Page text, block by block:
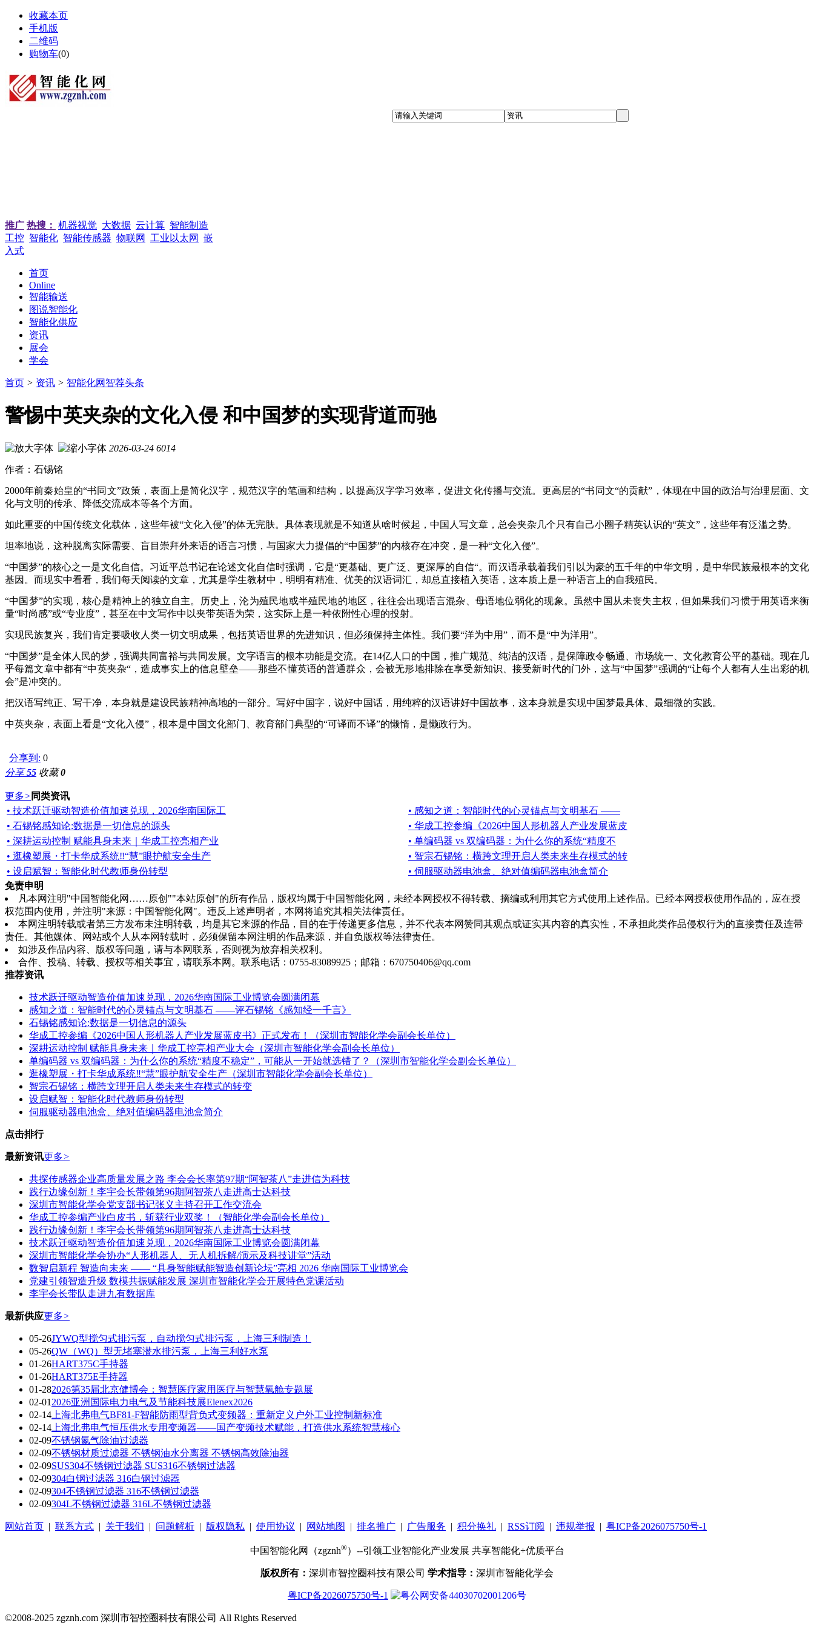
收藏本页
手机版
二维码
购物车(0)
推广 热搜： 机器视觉 大数据 云计算 智能制造
工控 智能化 智能传感器 物联网 工业以太网
嵌
入式
首页
Online
智能输送
图说智能化
智能化供应
资讯
展会
学会
首页 > 资讯 > 智能化网智荐头条
警惕中英夹杂的文化入侵 和中国梦的实现背道而驰
2026-03-24 6014
作者：石锡铭
2000年前秦始皇的“书同文”政策，表面上是简化汉字，规范汉字的笔画和结构，以提高汉字学习效率，促进文化传播与交流。更高层的“书同文“的贡献”，体现在中国的政治与治理层面、文
化与文明的传承、降低交流成本等各个方面。
如此重要的中国传统文化载体，这些年被“文化入侵”的体无完肤。具体表现就是不知道从啥时候起，中国人写文章，总会夹杂几个只有自己小圈子精英认识的“英文”，这些年有泛滥之势。
坦率地说，这种脱离实际需要、盲目崇拜外来语的语言习惯，与国家大力提倡的“中国梦”的内核存在冲突，是一种“文化入侵”。
“中国梦”的核心之一是文化自信。习近平总书记在论述文化自信时强调，它是“更基础、更广泛、更深厚的自信“。而汉语承载着我们引以为豪的五千年的中华文明，是中华民族最根本的文化
基因。而现实中看看，我们每天阅读的文章，尤其是学生教材中，明明有精准、优美的汉语词汇，却总直接植入英语，这本质上是一种语言上的自我殖民。
“中国梦”的实现，核心是精神上的独立自主。历史上，沦为殖民地或半殖民地的地区，往往会出现语言混杂、母语地位弱化的现象。虽然中国从未丧失主权，但如果我们习惯于用英语来衡
量“时尚感”或“专业度”，甚至在中文写作中以夹带英语为荣，这实际上是一种依附性心理的投射。
实现民族复兴，我们肯定要吸收人类一切文明成果，包括英语世界的先进知识，但必须保持主体性。我们要“洋为中用”，而不是“中为洋用”。
“中国梦”是全体人民的梦，强调共同富裕与共同发展。文字语言的根本功能是交流。在14亿人口的中国，推广规范、纯洁的汉语，是保障政令畅通、市场统一、文化教育公平的基础。现在几
乎每篇文章中都有“中英夹杂“，造成事实上的信息壁垒——那些不懂英语的普通群众，会被无形地排除在享受新知识、接受新时代的门外，这与“中国梦”强调的“让每个人都有人生出彩的机
会”是冲突的。
把汉语写纯正、写干净，本身就是建设民族精神高地的一部分。写好中国字，说好中国话，用纯粹的汉语讲好中国故事，这本身就是实现中国梦最具体、最细微的实践。
中英夹杂，表面上看是“文化入侵”，根本是中国文化部门、教育部门典型的“可译而不译”的懒惰，是懒政行为。
分享到: 0
分享55 收藏0
更多> 同类资讯
• 技术跃迁驱动智造价值加速兑现，2026华南国际工
• 感知之道：智能时代的心灵锚点与文明基石 ——
• 石锡铭感知论:数据是一切信息的源头
• 华成工控参编《2026中国人形机器人产业发展蓝皮
• 深耕运动控制 赋能具身未来｜华成工控亮相产业
• 单编码器 vs 双编码器：为什么你的系统“精度不
• 逛橡塑展・打卡华成系统‼“慧”眼护航安全生产
• 智宗石锡铭：横跨文理开启人类未来生存模式的转
• 设启赋智：智能化时代教师身份转型
• 伺服驱动器电池盒、绝对值编码器电池盒简介
免责申明
凡本网注明"中国智能化网……原创""本站原创"的所有作品，版权均属于中国智能化网，未经本网授权不得转载、摘编或利用其它方式使用上述作品。已经本网授权使用作品的，应在授
权范围内使用，并注明"来源：中国智能化网"。违反上述声明者，本网将追究其相关法律责任。
本网注明转载或者第三方发布未注明转载，均是其它来源的作品，目的在于传递更多信息，并不代表本网赞同其观点或证实其内容的真实性，不承担此类作品侵权行为的直接责任及连带
责任。其他媒体、网站或个人从本网转载时，必须保留本网注明的作品来源，并自负版权等法律责任。
如涉及作品内容、版权等问题，请与本网联系，否则视为放弃相关权利。
合作、投稿、转载、授权等相关事宜，请联系本网。联系电话：0755-83089925；邮箱：670750406@qq.com
推荐资讯
技术跃迁驱动智造价值加速兑现，2026华南国际工业博览会圆满闭幕
感知之道：智能时代的心灵锚点与文明基石 ——评石锡铭《感知经一千言》
石锡铭感知论:数据是一切信息的源头
华成工控参编《2026中国人形机器人产业发展蓝皮书》正式发布！（深圳市智能化学会副会长单位）
深耕运动控制 赋能具身未来｜华成工控亮相产业大会（深圳市智能化学会副会长单位）
单编码器 vs 双编码器：为什么你的系统“精度不稳定”，可能从一开始就选错了？（深圳市智能化学会副会长单位）
逛橡塑展・打卡华成系统‼“慧”眼护航安全生产（深圳市智能化学会副会长单位）
智宗石锡铭：横跨文理开启人类未来生存模式的转变
设启赋智：智能化时代教师身份转型
伺服驱动器电池盒、绝对值编码器电池盒简介
点击排行
最新资讯更多>
共探传感器企业高质量发展之路 李会会长率第97期“阿智茶八”走进信为科技
践行边缘创新！李宇会长带领第96期阿智茶八走进高士达科技
深圳市智能化学会党支部书记张义主持召开工作交流会
华成工控参编产业白皮书，斩获行业双奖！（智能化学会副会长单位）
践行边缘创新！李宇会长带领第96期阿智茶八走进高士达科技
技术跃迁驱动智造价值加速兑现，2026华南国际工业博览会圆满闭幕
深圳市智能化学会协办“人形机器人、无人机拆解/演示及科技讲堂”活动
数智启新程 智造向未来 —— “具身智能赋能智造创新论坛”亮相 2026 华南国际工业博览会
党建引领智造升级 数模共振赋能发展 深圳市智能化学会开展特色党课活动
李宇会长带队走进九有数据库
最新供应更多>
05-26JYWQ型搅匀式排污泵，自动搅匀式排污泵，上海三利制造！
05-26QW（WQ）型无堵塞潜水排污泵，上海三利好水泵
01-26HART375C手持器
01-26HART375E手持器
01-282026第35届北京健博会：智慧医疗家用医疗与智慧氧舱专题展
02-01 2026亚洲国际电力电气及节能科技展Elenex2026
02-14 上海北弗电气BF81-F智能防雨型背负式变频器：重新定义户外工业控制新标准
02-14 上海北弗电气恒压供水专用变频器——国产变频技术赋能，打造供水系统智慧核心
02-09不锈钢氮气除油过滤器
02-09不锈钢材质过滤器 不锈钢油水分离器 不锈钢高效除油器
02-09SUS304不锈钢过滤器 SUS316不锈钢过滤器
02-09304白钢过滤器 316白钢过滤器
02-09304不锈钢过滤器 316不锈钢过滤器
02-09304L不锈钢过滤器 316L不锈钢过滤器
网站首页 | 联系方式 | 关于我们 | 问题解析 | 版权隐私 | 使用协议 | 网站地图 | 排名推广 | 广告服务 | 积分换礼 | RSS订阅 | 违规举报 | 粤ICP备2026075750号-1
中国智能化网（zgznh®）--引领工业智能化产业发展 共享智能化+优质平台
版权所有： 深圳市智控圈科技有限公司 学术指导： 深圳市智能化学会
粤ICP备2026075750号-1 粤公网安备44030702001206号
©2008-2025 zgznh.com 深圳市智控圈科技有限公司 All Rights Reserved